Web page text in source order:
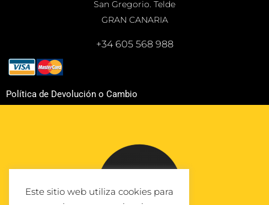
San Gregorio. Telde
GRAN CANARIA
+34 605 568 988
Política de Devolución o Cambio
Este sitio web utiliza cookies para